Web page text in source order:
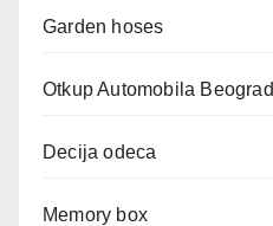
Garden hoses
Otkup Automobila Beograd
Decija odeca
Memory box